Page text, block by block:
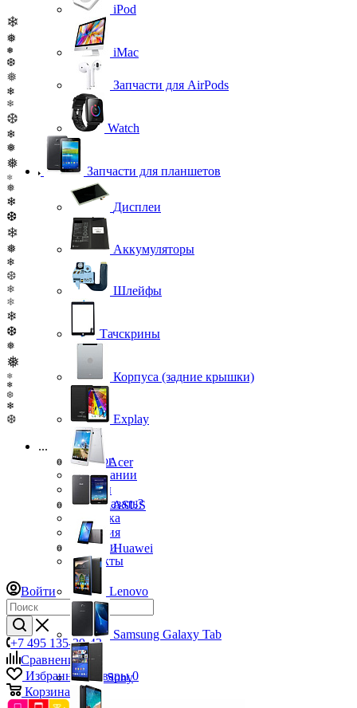
❄
❅
❅
❆
❅
❄
❄
❆
❄
❅
❅
❄
❅
❄
❆
❄
❅
❄
❆
❄
❄
❄
❆
❅
❅
❄
❄
❆
❄
❆
...
Каталог
О компании
Бренды
Как заказать?
Доставка
Гарантия
Новости
Контакты
Войти
+7 495 135-39-43
Сравнение0
Избранные товары 0
Корзина
iPod
iMac
Запчасти для AirPods
Watch
Запчасти для планшетов
Дисплеи
Аккумуляторы
Шлейфы
Тачскрины
Корпуса (задние крышки)
Explay
Acer
ASUS
Huawei
Lenovo
Samsung Galaxy Tab
Sony